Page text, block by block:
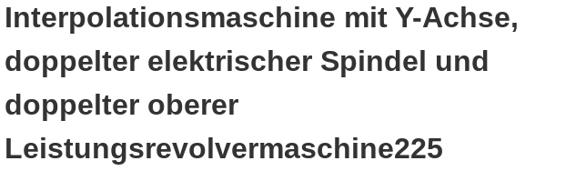
Interpolationsmaschine mit Y-Achse,
doppelter elektrischer Spindel und
doppelter oberer
Leistungsrevolvermaschine225